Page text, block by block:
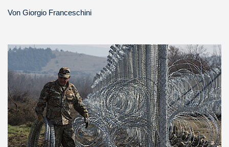
Von Giorgio Franceschini